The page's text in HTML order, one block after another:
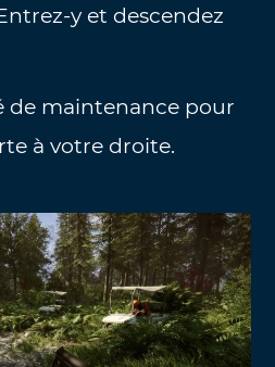
y et descendez
de maintenance pour
à votre droite.